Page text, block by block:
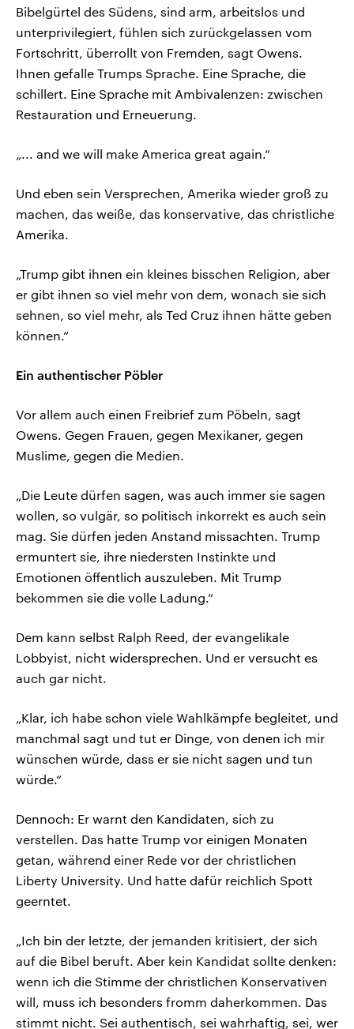
Bibelgürtel des Südens, sind arm, arbeitslos und
unterprivilegiert, fühlen sich zurückgelassen vom
Fortschritt, überrollt von Fremden, sagt Owens.
Ihnen gefalle Trumps Sprache. Eine Sprache, die
schillert. Eine Sprache mit Ambivalenzen: zwischen
Restauration und Erneuerung.
„... and we will make America great again.“
Und eben sein Versprechen, Amerika wieder groß zu
machen, das weiße, das konservative, das christliche
Amerika.
„Trump gibt ihnen ein kleines bisschen Religion, aber
er gibt ihnen so viel mehr von dem, wonach sie sich
sehnen, so viel mehr, als Ted Cruz ihnen hätte geben
können.“
Ein authentischer Pöbler
Vor allem auch einen Freibrief zum Pöbeln, sagt
Owens. Gegen Frauen, gegen Mexikaner, gegen
Muslime, gegen die Medien.
„Die Leute dürfen sagen, was auch immer sie sagen
wollen, so vulgär, so politisch inkorrekt es auch sein
mag. Sie dürfen jeden Anstand missachten. Trump
ermuntert sie, ihre niedersten Instinkte und
Emotionen öffentlich auszuleben. Mit Trump
bekommen sie die volle Ladung.“
Dem kann selbst Ralph Reed, der evangelikale
Lobbyist, nicht widersprechen. Und er versucht es
auch gar nicht.
„Klar, ich habe schon viele Wahlkämpfe begleitet, und
manchmal sagt und tut er Dinge, von denen ich mir
wünschen würde, dass er sie nicht sagen und tun
würde.“
Dennoch: Er warnt den Kandidaten, sich zu
verstellen. Das hatte Trump vor einigen Monaten
getan, während einer Rede vor der christlichen
Liberty University. Und hatte dafür reichlich Spott
geerntet.
„Ich bin der letzte, der jemanden kritisiert, der sich
auf die Bibel beruft. Aber kein Kandidat sollte denken:
wenn ich die Stimme der christlichen Konservativen
will, muss ich besonders fromm daherkommen. Das
stimmt nicht. Sei authentisch, sei wahrhaftig, sei, wer